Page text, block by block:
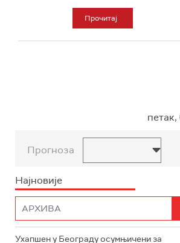
Прочитај
Прогноза
Најновије
Ухапшен у Београду осумњичени за